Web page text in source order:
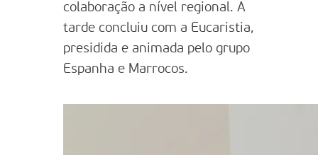
colaboração a nível regional. A
tarde concluiu com a Eucaristia,
presidida e animada pelo grupo
Espanha e Marrocos.